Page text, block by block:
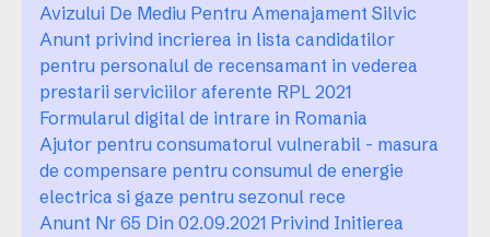
Avizului De Mediu Pentru Amenajament Silvic
Anunt privind incrierea in lista candidatilor
pentru personalul de recensamant in vederea
prestarii serviciilor aferente RPL 2021
Formularul digital de intrare in Romania
Ajutor pentru consumatorul vulnerabil - masura
de compensare pentru consumul de energie
electrica si gaze pentru sezonul rece
Anunt Nr 65 Din 02.09.2021 Privind Initierea